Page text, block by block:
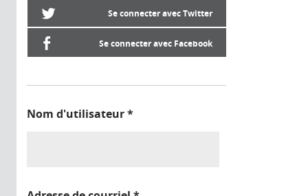
Se connecter avec Twitter
Se connecter avec Facebook
Nom d'utilisateur*